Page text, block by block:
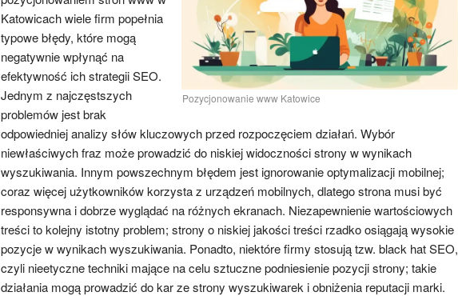
Pozycjonowanie www Katowice
Katowicach wiele firm popełnia
typowe błędy, które mogą
negatywnie wpłynąć na
efektywność ich strategii SEO.
Jednym z najczęstszych
problemów jest brak
odpowiedniej analizy słów kluczowych przed rozpoczęciem działań. Wybór
niewłaściwych fraz może prowadzić do niskiej widoczności strony w wynikach
wyszukiwania. Innym powszechnym błędem jest ignorowanie optymalizacji mobilnej;
coraz więcej użytkowników korzysta z urządzeń mobilnych, dlatego strona musi być
responsywna i dobrze wyglądać na różnych ekranach. Niezapewnienie wartościowych
treści to kolejny istotny problem; strony o niskiej jakości treści rzadko osiągają wysokie
pozycje w wynikach wyszukiwania. Ponadto, niektóre firmy stosują tzw. black hat SEO,
czyli nieetyczne techniki mające na celu sztuczne podniesienie pozycji strony; takie
działania mogą prowadzić do kar ze strony wyszukiwarek i obniżenia reputacji marki.